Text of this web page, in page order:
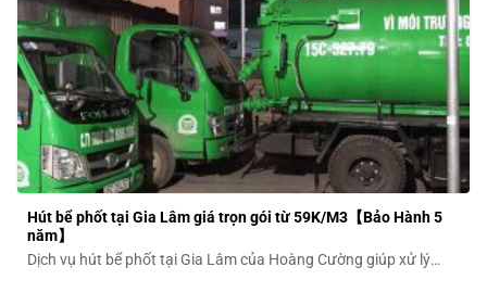
Hút bể phốt tại Gia Lâm giá trọn gói từ 59K/M3【Bảo Hành 5
năm】
Dịch vụ hút bể phốt tại Gia Lâm của Hoàng Cường giúp xử lý